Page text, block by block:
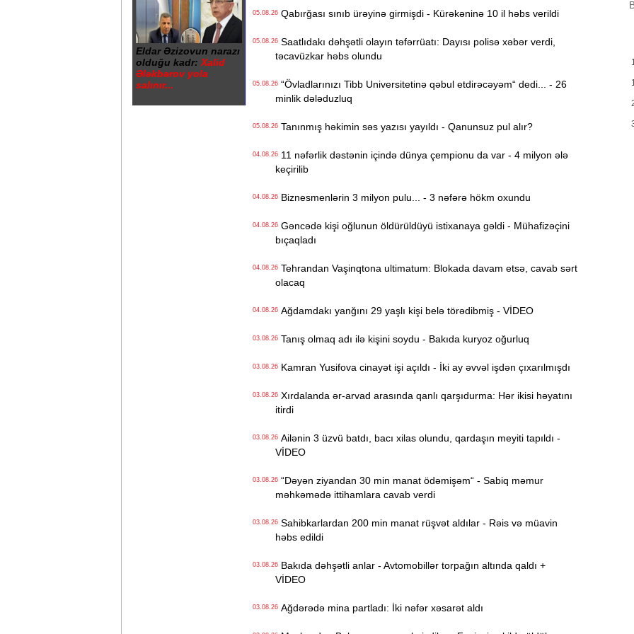
Eldar Əzizovun narazı
olduğu kadr: Xalid
Ələkbərov yola
salınır...
05.08.26Qabırğası sınıb ürəyinə girmişdi - Kürəkəninə 10 il həbs verildi
05.08.26Saatlıdakı dəhşətli olayın təfərrüatı: Dayısı polisə xəbər verdi,
təcavüzkar həbs olundu
05.08.26“Övladlarınızı Tibb Universitetinə qəbul etdirəcəyəm“ dedi... - 26
minlik dələduzluq
05.08.26Tanınmış həkimin səs yazısı yayıldı - Qanunsuz pul alır?
04.08.2611 nəfərlik dəstənin içində dünya çempionu da var - 4 milyon ələ
keçirilib
04.08.26Biznesmenlərin 3 milyon pulu... - 3 nəfərə hökm oxundu
04.08.26Gəncədə kişi oğlunun öldürüldüyü istixanaya gəldi - Mühafizəçini
bıçaqladı
04.08.26Tehrandan Vaşinqtona ultimatum: Blokada davam etsə, cavab sərt
olacaq
04.08.26Ağdamdakı yanğını 29 yaşlı kişi belə törədibmiş - VİDEO
03.08.26Tanış olmaq adı ilə kişini soydu - Bakıda kuryoz oğurluq
03.08.26Kamran Yusifova cinayət işi açıldı - İki ay əvvəl işdən çıxarılmışdı
03.08.26Xırdalanda ər-arvad arasında qanlı qarşıdurma: Hər ikisi həyatını
itirdi
03.08.26Ailənin 3 üzvü batdı, bacı xilas olundu, qardaşın meyiti tapıldı -
VİDEO
03.08.26“Dəyən ziyandan 30 min manat ödəmişəm“ - Sabiq məmur
məhkəmədə ittihamlara cavab verdi
03.08.26Sahibkarlardan 200 min manat rüşvət aldılar - Rəis və müavin
həbs edildi
03.08.26Bakıda dəhşətli anlar - Avtomobillər torpağın altında qaldı +
VİDEO
03.08.26Ağdərədə mina partladı: İki nəfər xəsarət aldı